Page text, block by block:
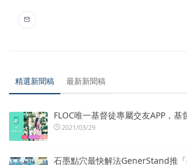
精選新聞稿 最新新聞稿
FLOC唯一基督徒專屬交友APP，基
2021/03/29
石墨點穴最快解法GenerStand推